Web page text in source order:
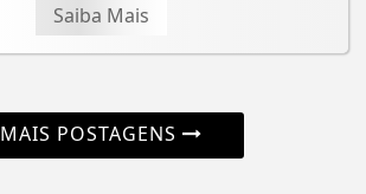
Saiba Mais
MAIS POSTAGENS